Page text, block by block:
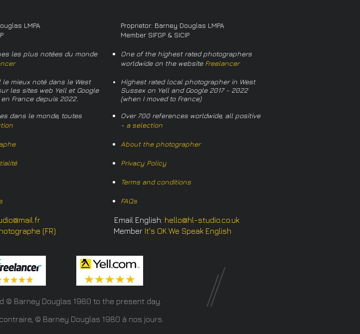
LMPA
les plus notées du monde
mieux noté dans le West
les sites web Yell et Google
France depuis 2022.
dans le monde, toutes
Proprietor: Barney Douglas LMPA
Member SIFGP & SICIP
One of the highest rated photographers
worldwide on the website Freelancer
Highest rated local photographer in West
Sussex on Yell and Google 2017 - 2022
(when I moved to France)
Over 700 references worldwide, all positive
- a selection
About the photographer
Privacy Policy
Terms and conditions
FAQs
Email English: hello@hl-studio.co.uk
(FR) Member It's OK We Speak English
© Barney Douglas 1980 to the present day.
© Barney Douglas 1980 à nos jours.